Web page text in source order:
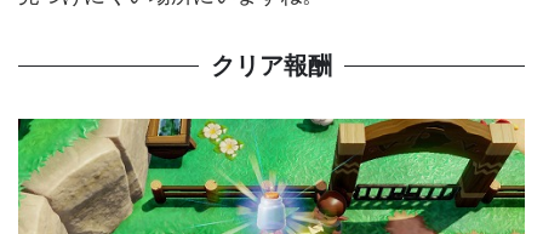
クリア報酬